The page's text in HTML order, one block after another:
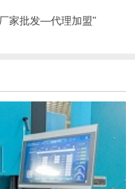
家批发—代理加盟"